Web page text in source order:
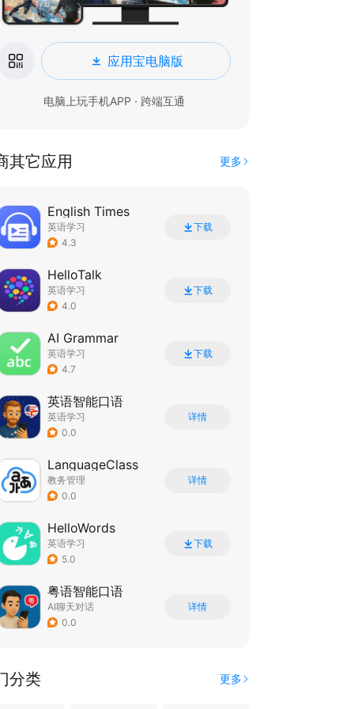
应用宝电脑版
电脑上玩手机APP · 跨端互通
其它应用 更多
English Times
英语学习
4.3
下载
HelloTalk
英语学习
4.0
下载
AI Grammar
英语学习
4.7
下载
英语智能口语
英语学习
0.0
详情
LanguageClass
教务管理
0.0
详情
HelloWords
英语学习
5.0
下载
粤语智能口语
AI聊天对话
0.0
详情
分类 更多